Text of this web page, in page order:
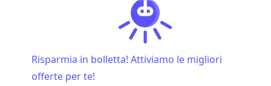
Risparmia in bolletta! Attiviamo le migliori
offerte per te!